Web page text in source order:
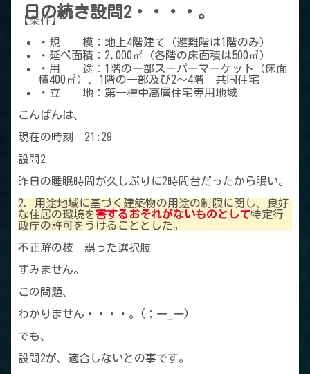
日の続き設問2・・・・。
【条件】
・規 模：地上4階建て（避難階は1階のみ）
・延べ面積：2,000㎡（各階の床面積は500㎡）
・用 途：1階の一部スーパーマーケット（床面
積400㎡）、1階の一部及び2～4階 共同住宅
・立 地：第一種中高層住宅専用地域
こんばんは、
現在の時刻 21:29
設問2
昨日の睡眠時間が久しぶりに2時間台だったから眠い。
2．用途地域に基づく建築物の用途の制限に関し、良好
な住居の環境を害するおそれがないものとして特定行
政庁の許可をうけることとした。
不正解の枝 誤った選択肢
すみません。
この問題、
わかりません・・・・。(；一_一)
でも、
設問2が、適合しないとの事です。